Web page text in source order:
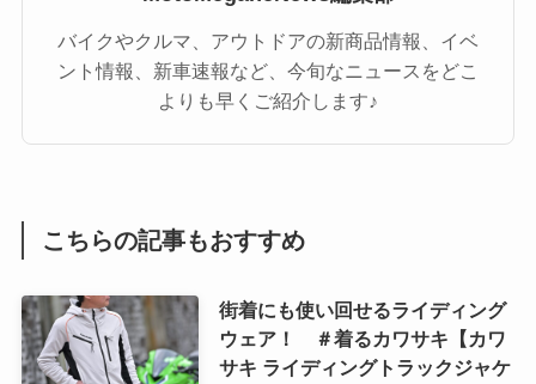
バイクやクルマ、アウトドアの新商品情報、イベ
ント情報、新車速報など、今旬なニュースをどこ
よりも早くご紹介します♪
こちらの記事もおすすめ
街着にも使い回せるライディング
ウェア！ ＃着るカワサキ【カワ
サキ ライディングトラックジャケ